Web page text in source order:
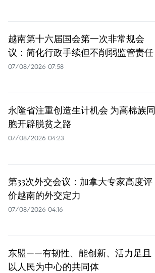
越南第十六届国会第一次非常规会
议：简化行政手续但不削弱监管责任
07/08/2026 07:58
永隆省注重创造生计机会 为高棉族同
胞开辟脱贫之路
07/08/2026 04:23
第33次外交会议：加拿大专家高度评
价越南的外交定力
07/08/2026 04:16
东盟——有韧性、能创新、活力足且
以人民为中心的共同体